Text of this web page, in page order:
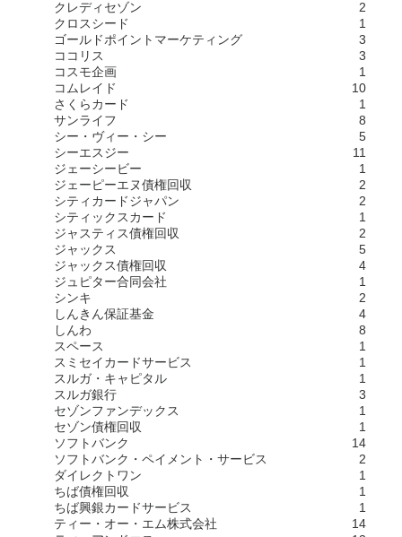
クレディセゾン
2
クロスシード
1
ゴールドポイントマーケティング
3
ココリス
3
コスモ企画
1
コムレイド
10
さくらカード
1
サンライフ
8
シー・ヴィー・シー
5
シーエスジー
11
ジェーシービー
1
ジェーピーエヌ債権回収
2
シティカードジャパン
2
シティックスカード
1
ジャスティス債権回収
2
ジャックス
5
ジャックス債権回収
4
ジュピター合同会社
1
シンキ
2
しんきん保証基金
4
しんわ
8
スペース
1
スミセイカードサービス
1
スルガ・キャピタル
1
スルガ銀行
3
セゾンファンデックス
1
セゾン債権回収
1
ソフトバンク
14
ソフトバンク・ペイメント・サービス
2
ダイレクトワン
1
ちば債権回収
1
ちば興銀カードサービス
1
ティー・オー・エム株式会社
14